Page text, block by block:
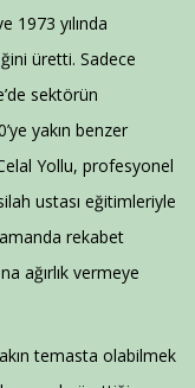
1973 yılında
üretti. Sadece
sektörün
yakın benzer
Yollu, profesyonel
ustası eğitimleriyle
rekabet
ağırlık vermeye
temasta olabilmek